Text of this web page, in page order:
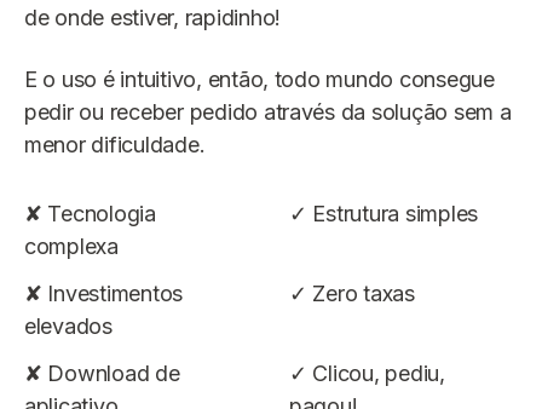
de onde estiver, rapidinho!
E o uso é intuitivo, então, todo mundo consegue
pedir ou receber pedido através da solução sem a
menor dificuldade.
✘ Tecnologia
complexa
✓ Estrutura simples
✘ Investimentos
elevados
✓ Zero taxas
✘ Download de
✓ Clicou, pediu,